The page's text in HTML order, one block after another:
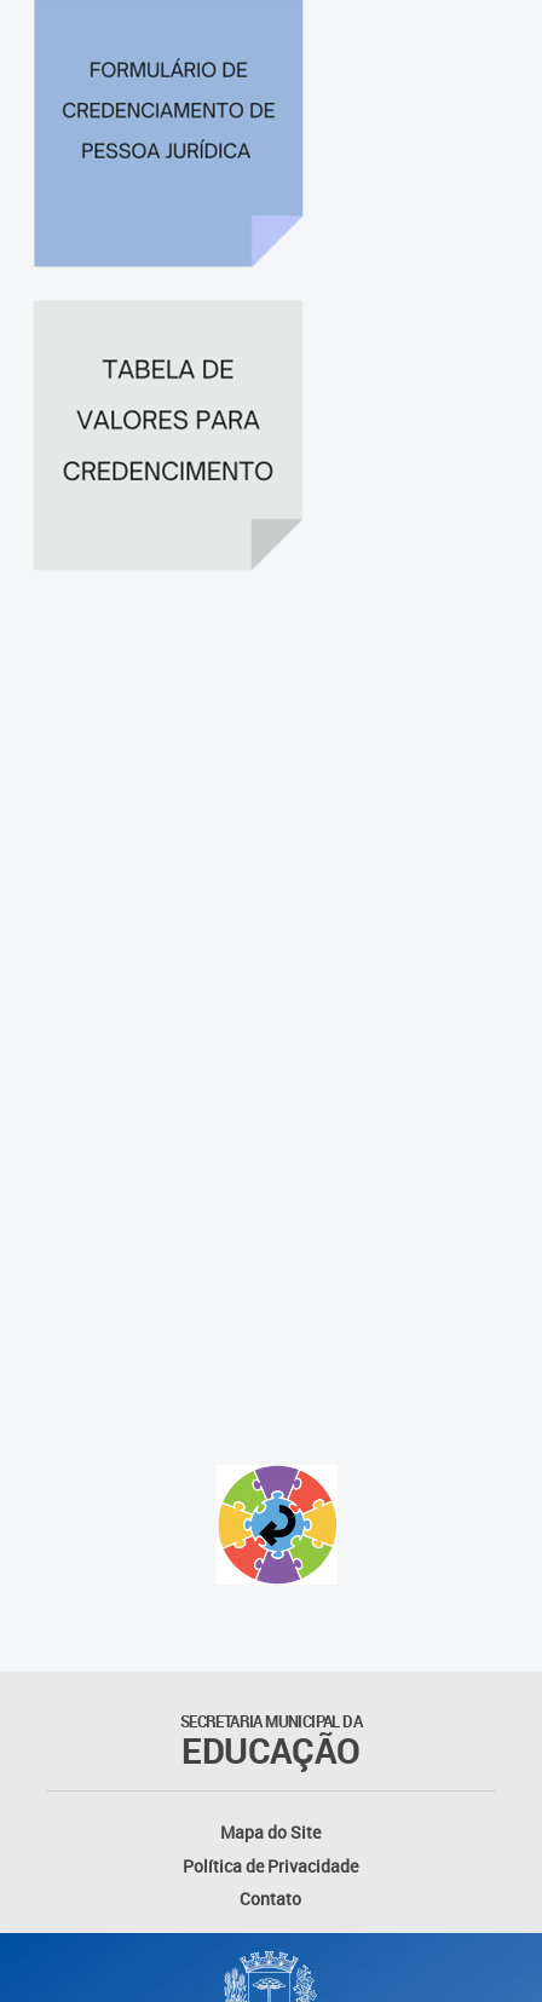
SECRETARIA MUNICIPAL DA
EDUCAÇÃO
Mapa do Site
Política de Privacidade
Contato